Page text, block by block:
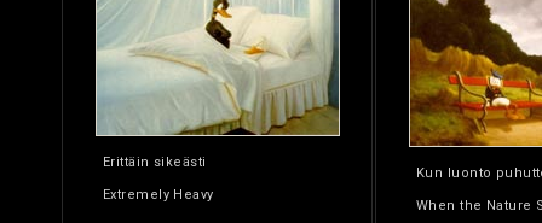
Erittäin sikeästi
Extremely Heavy
Kun luonto
When the Nature